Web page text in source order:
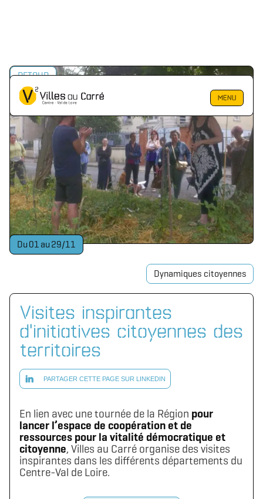
MENU
RETOUR
Du 01 au 29/11
Dynamiques citoyennes
Visites inspirantes
d'initiatives citoyennes des
territoires
PARTAGER CETTE PAGE SUR LINKEDIN
En lien avec une tournée de la Région pour
lancer l’espace de coopération et de
ressources pour la vitalité démocratique et
citoyenne, Villes au Carré organise des visites
inspirantes dans les différents départements du
Centre-Val de Loire.